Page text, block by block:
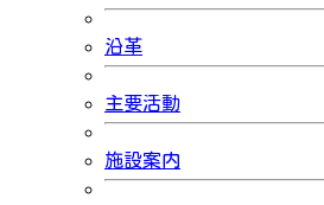
沿革
主要活動
施設案内